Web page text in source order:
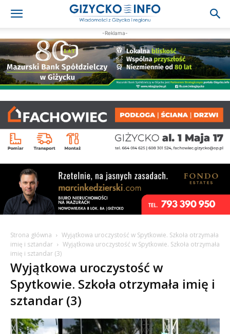
-Reklama-
Strona główna
Wyjątkowa uroczystość w Spytkowie. Szkoła otrzymała
imię i sztandar
Wyjątkowa uroczystość w Spytkowie. Szkoła otrzymała
imię i sztandar (3)
Wyjątkowa uroczystość w
Spytkowie. Szkoła otrzymała imię i
sztandar (3)